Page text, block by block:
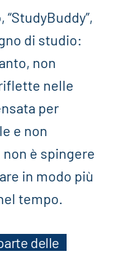
di studio:
non
nelle
per
e non
è spingere
in modo più
tempo.
delle